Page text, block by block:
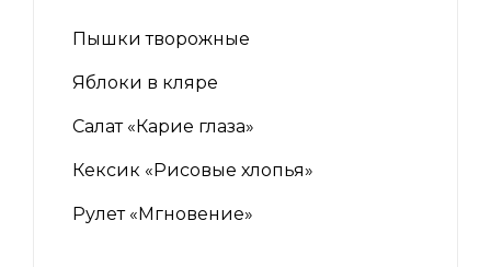
Пышки творожные
Яблоки в кляре
Салат «Карие глаза»
Кексик «Рисовые хлопья»
Рулет «Мгновение»